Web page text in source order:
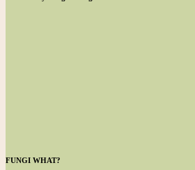
FUNGI WHAT?